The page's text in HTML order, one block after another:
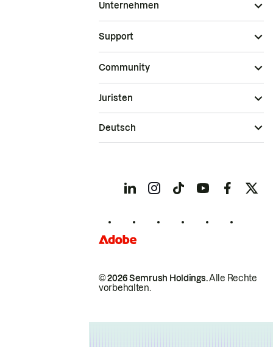
Unternehmen
Support
Community
© 2026 Semrush Holdings.Alle Rechte
vorbehalten.
Juristen
Deutsch